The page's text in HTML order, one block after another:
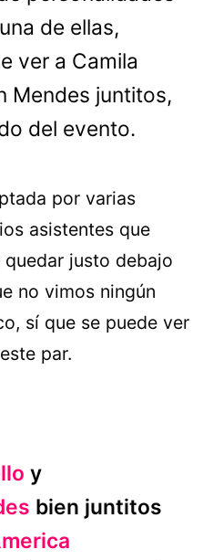
de ellas,
ver a Camila
Mendes juntitos,
del evento.
por varias
asistentes que
justo debajo
no vimos ningún
sí que se puede ver
par.
y
bien juntitos